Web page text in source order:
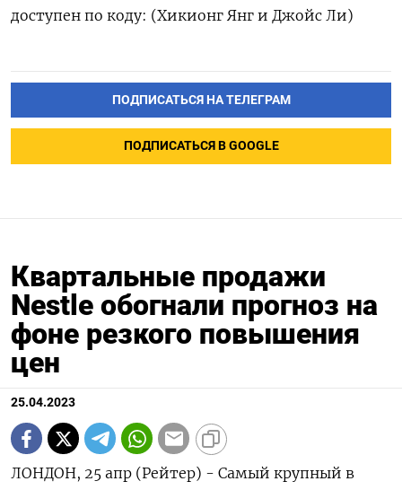
доступен по коду: (Хикионг Янг и Джойс Ли)
ПОДПИСАТЬСЯ НА ТЕЛЕГРАМ
ПОДПИСАТЬСЯ В GOOGLE
Квартальные продажи
Nestle обогнали прогноз на
фоне резкого повышения
цен
25.04.2023
ЛОНДОН, 25 апр (Рейтер) - Самый крупный в